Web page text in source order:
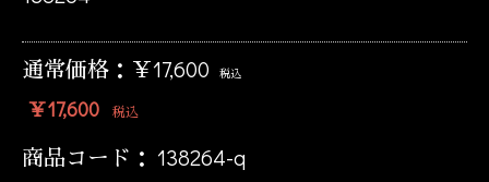
通常価格：￥17,600 税込
￥17,600 税込
商品コード： 138264-q